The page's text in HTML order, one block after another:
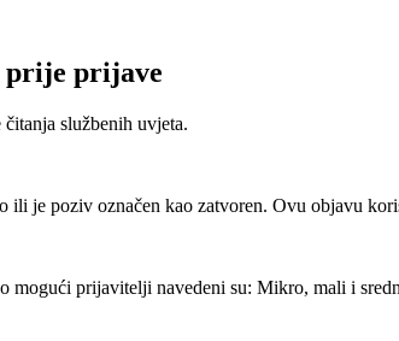
prijave
službenih uvjeta.
ili je poziv označen kao zatvoren. Ovu objavu
mogući prijavitelji navedeni su: Mikro, mali i